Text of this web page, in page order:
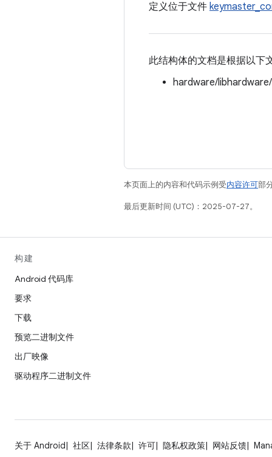
定义位于文件
此结构体的文档是根据以下
hardware/
本页面上的内容和代码示例受内容许可部
最后更新时间 (UTC)：2025-07-27。
构建
Android 代码库
要求
下载
预览二进制文件
出厂映像
驱动程序二进制文件
关于 Android 社区 法律条款 许可 隐私权政策 网站反馈